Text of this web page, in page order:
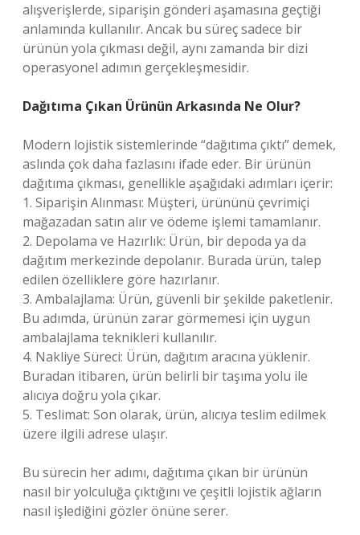
alışverişlerde, siparişin gönderi aşamasına geçtiği
anlamında kullanılır. Ancak bu süreç sadece bir
ürünün yola çıkması değil, aynı zamanda bir dizi
operasyonel adımın gerçekleşmesidir.
Dağıtıma Çıkan Ürünün Arkasında Ne Olur?
Modern lojistik sistemlerinde “dağıtıma çıktı” demek,
aslında çok daha fazlasını ifade eder. Bir ürünün
dağıtıma çıkması, genellikle aşağıdaki adımları içerir:
1. Siparişin Alınması: Müşteri, ürününü çevrimiçi
mağazadan satın alır ve ödeme işlemi tamamlanır.
2. Depolama ve Hazırlık: Ürün, bir depoda ya da
dağıtım merkezinde depolanır. Burada ürün, talep
edilen özelliklere göre hazırlanır.
3. Ambalajlama: Ürün, güvenli bir şekilde paketlenir.
Bu adımda, ürünün zarar görmemesi için uygun
ambalajlama teknikleri kullanılır.
4. Nakliye Süreci: Ürün, dağıtım aracına yüklenir.
Buradan itibaren, ürün belirli bir taşıma yolu ile
alıcıya doğru yola çıkar.
5. Teslimat: Son olarak, ürün, alıcıya teslim edilmek
üzere ilgili adrese ulaşır.
Bu sürecin her adımı, dağıtıma çıkan bir ürünün
nasıl bir yolculuğa çıktığını ve çeşitli lojistik ağların
nasıl işlediğini gözler önüne serer.